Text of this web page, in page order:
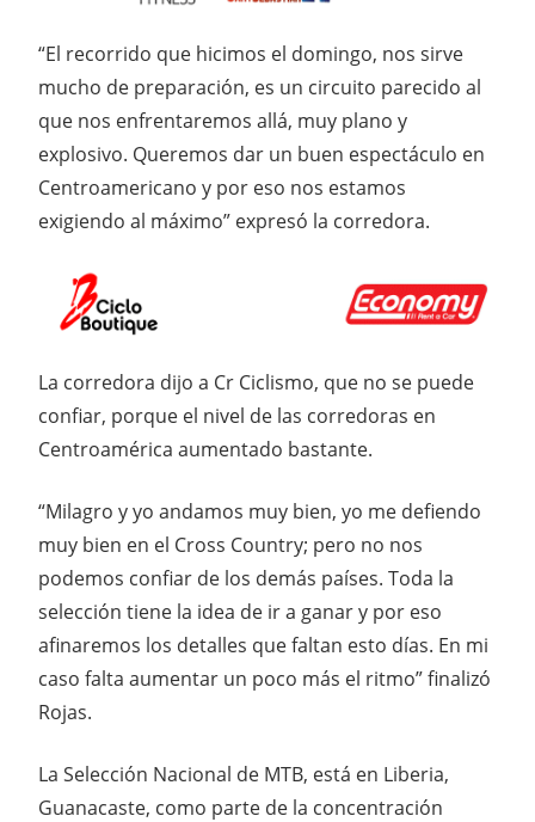
“El recorrido que hicimos el domingo, nos sirve
mucho de preparación, es un circuito parecido al
que nos enfrentaremos allá, muy plano y
explosivo. Queremos dar un buen espectáculo en
Centroamericano y por eso nos estamos
exigiendo al máximo” expresó la corredora.
La corredora dijo a Cr Ciclismo, que no se puede
confiar, porque el nivel de las corredoras en
Centroamérica aumentado bastante.
“Milagro y yo andamos muy bien, yo me defiendo
muy bien en el Cross Country; pero no nos
podemos confiar de los demás países. Toda la
selección tiene la idea de ir a ganar y por eso
afinaremos los detalles que faltan esto días. En mi
caso falta aumentar un poco más el ritmo” finalizó
Rojas.
La Selección Nacional de MTB, está en Liberia,
Guanacaste, como parte de la concentración